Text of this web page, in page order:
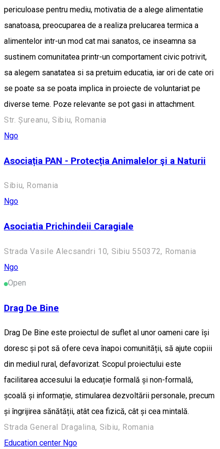
periculoase pentru mediu, motivatia de a alege alimentatie
sanatoasa, preocuparea de a realiza prelucarea termica a
alimentelor intr-un mod cat mai sanatos, ce inseamna sa
sustinem comunitatea printr-un comportament civic potrivit,
sa alegem sanatatea si sa pretuim educatia, iar ori de cate ori
se poate sa se poata implica in proiecte de voluntariat pe
diverse teme. Poze relevante se pot gasi in attachment.
Str. Șureanu, Sibiu, Romania
Ngo
Asociația PAN - Protecția Animalelor şi a Naturii
Sibiu, Romania
Ngo
Asociatia Prichindeii Caragiale
Strada Vasile Alecsandri 10, Sibiu 550372, Romania
Ngo
Open
Drag De Bine
Drag De Bine este proiectul de suflet al unor oameni care își
doresc și pot să ofere ceva înapoi comunității, să ajute copiii
din mediul rural, defavorizat. Scopul proiectului este
facilitarea accesului la educație formală și non-formală,
școală și informație, stimularea dezvoltării personale, precum
și îngrijirea sănătății, atât cea fizică, cât și cea mintală.
Strada General Dragalina, Sibiu, Romania
Education center Ngo